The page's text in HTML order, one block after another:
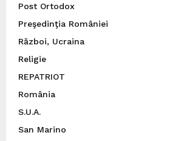
Post Ortodox
Preşedinţia României
Război, Ucraina
Religie
REPATRIOT
România
S.U.A.
San Marino